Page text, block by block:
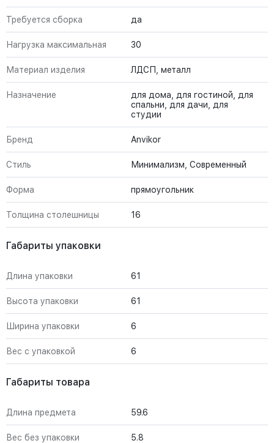
Требуется сборка да
Нагрузка максимальная 30
Материал изделия ЛДСП, металл
Назначение
для дома, для гостиной, для
спальни, для дачи, для
студии
Бренд Anvikor
Стиль Минимализм, Современный
Форма прямоугольник
Толщина столешницы 16
Габариты упаковки
Длина упаковки 61
Высота упаковки 61
Ширина упаковки 6
Вес с упаковкой 6
Габариты товара
Длина предмета 59.6
Вес без упаковки 5.8